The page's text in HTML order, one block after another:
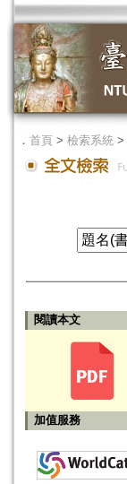
． 首頁 > 檢索系統 >
閱讀本文
加值服務